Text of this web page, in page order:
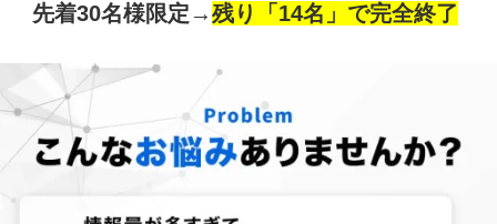
先着30名様限定→残り「14名」で完全終了